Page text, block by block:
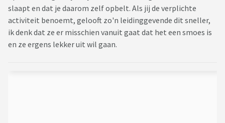
slaapt en dat je daarom zelf opbelt. Als jij de verplichte
activiteit benoemt, gelooft zo'n leidinggevende dit sneller,
ik denk dat ze er misschien vanuit gaat dat het een smoes is
en ze ergens lekker uit wil gaan.